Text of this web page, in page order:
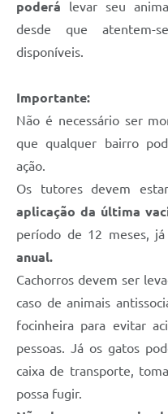
poderá levar seu
desde que atentem-
disponíveis.
Importante:
Não é necessário ser
que qualquer bairro
ação.
Os tutores devem
aplicação da última
período de 12 meses,
anual.
Cachorros devem ser
caso de animais
focinheira para evitar
pessoas. Já os gatos
caixa de transporte,
possa fugir.